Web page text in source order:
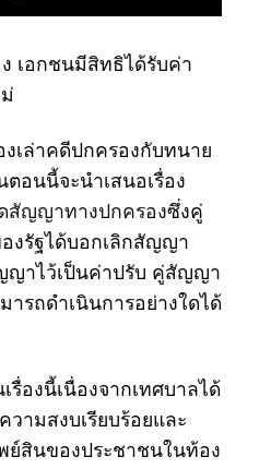
เอกชนมีสิทธิได้รับค่า
งเล่าคดีปกครองกับทนาย
ตอนนี้จะนำเสนอเรื่อง
สัญญาทางปกครองซึ่งคู่
งรัฐได้บอกเลิกสัญญา
ญาไว้เป็นค่าปรับ คู่สัญญา
ารถดำเนินการอย่างใดได้
นี้เนื่องจากเทศบาลได้
วามสงบเรียบร้อยและ
ย์สินของประชาชนในท้อง